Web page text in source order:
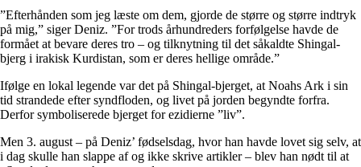
”Efterhånden som jeg læste om dem, gjorde de større og større indtryk
på mig,” siger Deniz. ”For trods århundreders forfølgelse havde de
formået at bevare deres tro – og tilknytning til det såkaldte Shingal-
bjerg i irakisk Kurdistan, som er deres hellige område.”
Ifølge en lokal legende var det på Shingal-bjerget, at Noahs Ark i sin
tid strandede efter syndfloden, og livet på jorden begyndte forfra.
Derfor symboliserede bjerget for ezidierne ”liv”.
Men 3. august – på Deniz’ fødselsdag, hvor han havde lovet sig selv, at
i dag skulle han slappe af og ikke skrive artikler – blev han nødt til at